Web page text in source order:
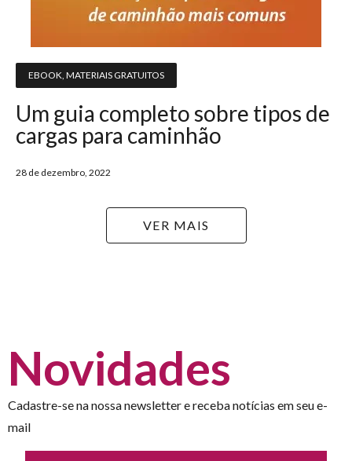
EBOOK MATERIAIS GRATUITOS
Um guia completo sobre tipos de
cargas para caminhão
28 de dezembro, 2022
VER MAIS
Novidades
Cadastre-se na nossa newsletter e receba notícias em seu e-
mail